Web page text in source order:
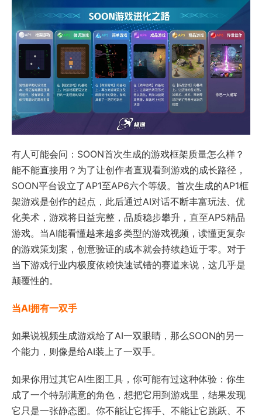
有人可能会问：SOON首次生成的游戏框架质量怎么样？
能不能直接用？为了让创作者直观看到游戏的成长路径，
SOON平台设立了AP1至AP6六个等级。首次生成的AP1框
架游戏是创作的起点，此后通过AI对话不断丰富玩法、优
化美术，游戏将日益完整，品质稳步攀升，直至AP5精品
游戏。当AI能看懂越来越多类型的游戏视频，读懂更复杂
的游戏策划案，创意验证的成本就会持续趋近于零。对于
当下游戏行业内极度依赖快速试错的赛道来说，这几乎是
颠覆性的。
当AI拥有一双手
如果说视频生成游戏给了AI一双眼睛，那么SOON的另一
个能力，则像是给AI装上了一双手。
如果你用过其它AI生图工具，你可能有过这种体验：你生
成了一个特别满意的角色，想把它用到游戏里，结果发现
它只是一张静态图。你不能让它挥手、不能让它跳跃、不